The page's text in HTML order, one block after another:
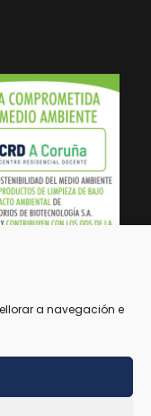
a navegación e